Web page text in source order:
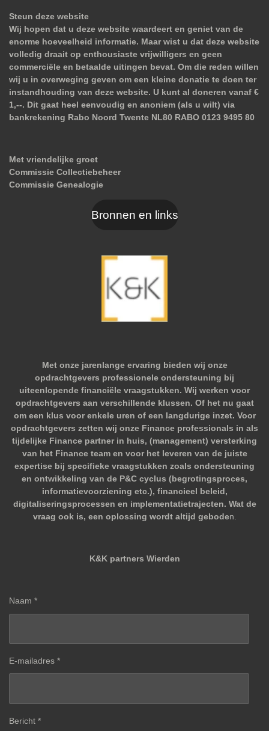
Steun deze website
Wij hopen dat u deze website waardeert en geniet van de
enorme hoeveelheid informatie. Maar wist u dat deze website
volledig draait op enthousiaste vrijwilligers en geen
commerciële en betaalde uitingen bevat. Om die reden willen
wij u in overweging geven om een kleine donatie te doen ter
instandhouding van deze website. U kunt al doneren vanaf €
1,--. Dit gaat heel eenvoudig en anoniem (als u wilt) via
bankrekening Rabo Noord Twente NL80 RABO 0123 9495 80
Met vriendelijke groet
Commissie Collectiebeheer
Commissie Genealogie
Bronnen en links
Met onze jarenlange ervaring bieden wij onze
opdrachtgevers professionele ondersteuning bij
uiteenlopende financiële vraagstukken. Wij werken voor
opdrachtgevers aan verschillende klussen. Of het nu gaat
om een klus voor enkele uren of een langdurige inzet. Voor
opdrachtgevers zetten wij onze Finance professionals in als
tijdelijke Finance partner in huis, (management) versterking
van het Finance team en voor het leveren van de juiste
expertise bij specifieke vraagstukken zoals ondersteuning
en ontwikkeling van de P&C cyclus (begrotingsproces,
informatievoorziening etc.), financieel beleid,
digitaliseringsprocessen en implementatietrajecten. Wat de
vraag ook is, een oplossing wordt altijd geboden.
K&K partners Wierden
Naam *
E-mailadres *
Bericht *